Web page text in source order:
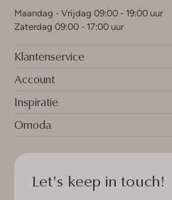
Maandag - Vrijdag 09:00 - 19:00 uur
Zaterdag 09:00 - 17:00 uur
Klantenservice
Account
Inspiratie
Omoda
Let's keep in touch!